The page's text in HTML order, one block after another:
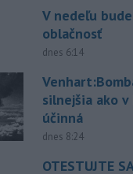
V nedeľu
oblačnosť
dnes 6:14
silnejšia ako
účinná
dnes 8:24
OTESTUJTE